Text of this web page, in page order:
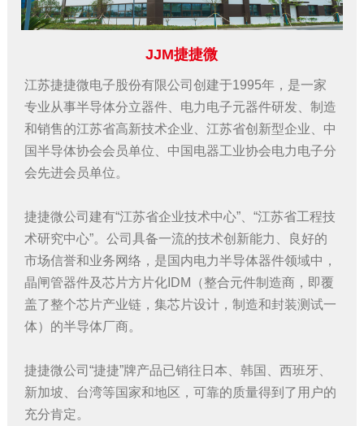
JJM捷捷微
江苏捷捷微电子股份有限公司创建于1995年，是一家
专业从事半导体分立器件、电力电子元器件研发、制造
和销售的江苏省高新技术企业、江苏省创新型企业、中
国半导体协会会员单位、中国电器工业协会电力电子分
会先进会员单位。
捷捷微公司建有“江苏省企业技术中心”、“江苏省工程技
术研究中心”。公司具备一流的技术创新能力、良好的
市场信誉和业务网络，是国内电力半导体器件领域中，
晶闸管器件及芯片方片化IDM（整合元件制造商，即覆
盖了整个芯片产业链，集芯片设计，制造和封装测试一
体）的半导体厂商。
捷捷微公司“捷捷”牌产品已销往日本、韩国、西班牙、
新加坡、台湾等国家和地区，可靠的质量得到了用户的
充分肯定。